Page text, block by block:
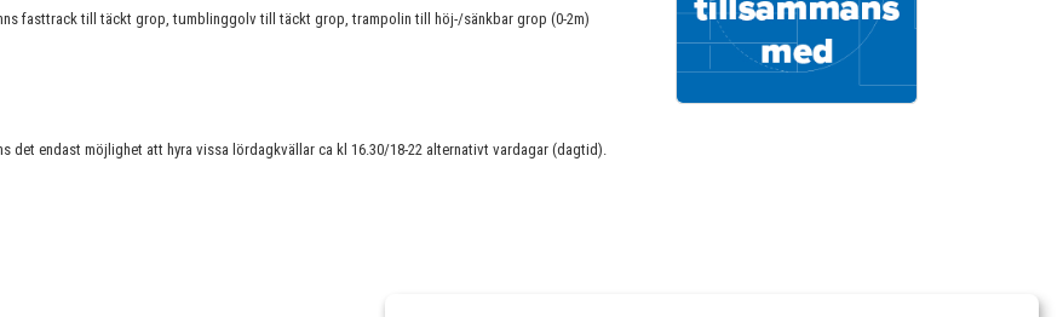
fasttrack till täckt grop, tumblinggolv till täckt grop, trampolin till höj-/sänkbar grop (0-2m)
det endast möjlighet att hyra vissa lördagkvällar ca kl 16.30/18-22 alternativt vardagar (dagtid).